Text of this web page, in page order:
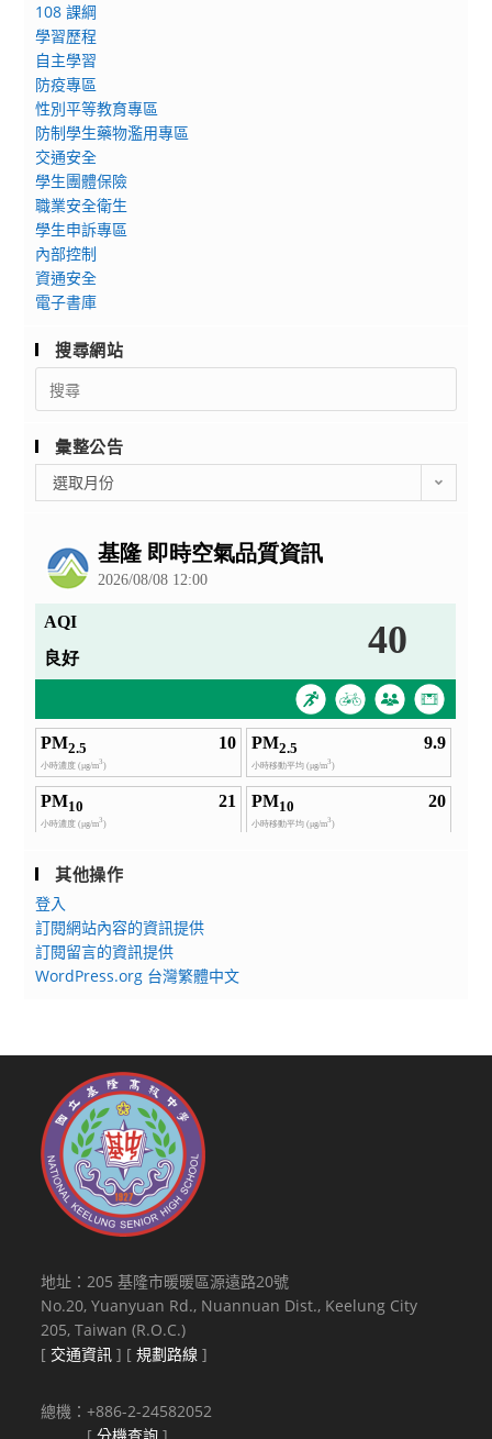
108 課綱
學習歷程
自主學習
防疫專區
性別平等教育專區
防制學生藥物濫用專區
交通安全
學生團體保險
職業安全衛生
學生申訴專區
內部控制
資通安全
電子書庫
搜尋網站
Search
for:
彙整公告
整
選取月份
其他操作
登入
訂閱網站內容的資訊提供
訂閱留言的資訊提供
WordPress.org 台灣繁體中文
地址：205 基隆市暖暖區源遠路20號
No.20, Yuanyuan Rd., Nuannuan Dist., Keelung City
205, Taiwan (R.O.C.)
[ 交通資訊 ] [規劃路線 ]
總機：+886-2-24582052